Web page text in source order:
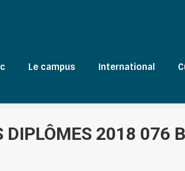
Le campus International
DIPLÔMES 2018 076